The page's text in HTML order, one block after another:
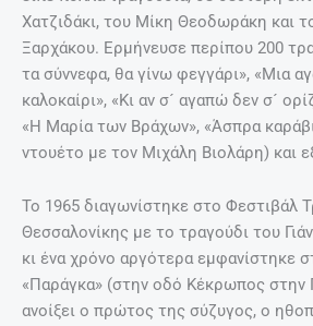
Χατζιδάκι, του Μίκη Θεοδωράκη και
Ξαρχάκου. Ερμήνευσε περίπου 200
τα σύννεφα, θα γίνω φεγγάρι», «Μια
καλοκαίρι», «Κι αν σ´ αγαπώ δεν σ´
«Η Μαρία των Βράχων», «Άσπρα
ντουέτο με τον Μιχάλη Βιολάρη) και
Το 1965 διαγωνίστηκε στο Φεστιβάλ
Θεσσαλονίκης με το τραγούδι του
κι ένα χρόνο αργότερα εμφανίστηκε
«Παράγκα» (στην οδό Κέκρωπος στην
ανοίξει ο πρώτος της σύζυγος, ο